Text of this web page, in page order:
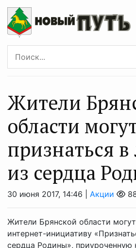
Жители
области
признаться
из сердца
30 июня 2017, 14:46 | Акции
Жители Брянской области
интернет-инициативу
сердца Родины», приуроченную